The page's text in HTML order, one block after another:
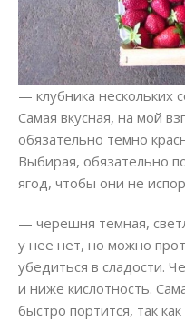
— клубника нескольких
Самая вкусная, на мой
обязательно темно
Выбирая, обязательно
ягод, чтобы они не
— черешня темная,
у нее нет, но можно
убедиться в сладости.
и ниже кислотность.
быстро портится, так